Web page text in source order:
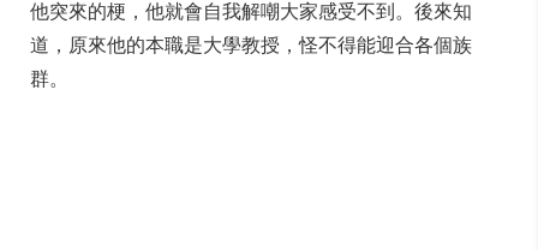
他突來的梗，他就會自我解嘲大家感受不到。後來知
道，原來他的本職是大學教授，怪不得能迎合各個族
群。